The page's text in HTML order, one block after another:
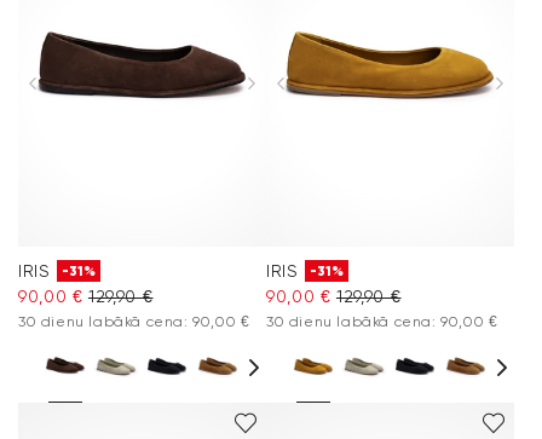
IRIS -31%
90,00 € 129,90 €
30 dienu labākā cena: 90,00 €
IRIS -31%
90,00 € 129,90 €
30 dienu labākā cena: 90,00 €